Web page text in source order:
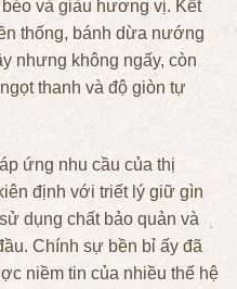
và giàu hương vị. Kết
thống, bánh dừa nướng
nhưng không ngấy, còn
thanh và độ giòn tự
ứng nhu cầu của thị
định với triết lý giữ gìn
dụng chất bảo quản và
Chính sự bền bỉ ấy đã
niềm tin của nhiều thế hệ